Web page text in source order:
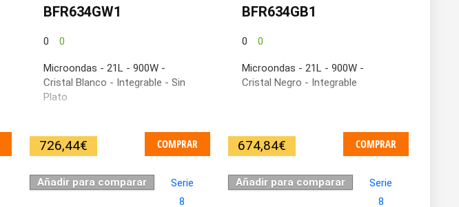
BFR634GW1
0 0
Microondas - 21L - 900W -
Cristal Blanco - Integrable - Sin
Plato
726,44€ COMPRAR
BFR634GB1
0 0
Microondas - 21L - 900W -
Cristal Negro - Integrable
674,84€ COMPRAR
Añadir para comparar Añadir para comparar